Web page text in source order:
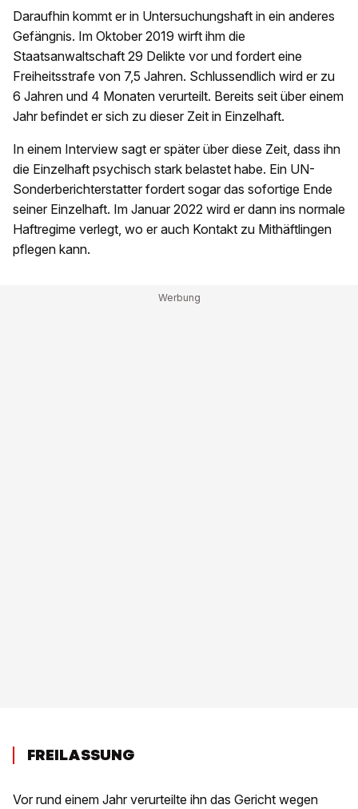
Daraufhin kommt er in Untersuchungshaft in ein anderes
Gefängnis. Im Oktober 2019 wirft ihm die
Staatsanwaltschaft 29 Delikte vor und fordert eine
Freiheitsstrafe von 7,5 Jahren. Schlussendlich wird er zu
6 Jahren und 4 Monaten verurteilt. Bereits seit über einem
Jahr befindet er sich zu dieser Zeit in Einzelhaft.
In einem Interview sagt er später über diese Zeit, dass ihn
die Einzelhaft psychisch stark belastet habe. Ein UN-
Sonderberichterstatter fordert sogar das sofortige Ende
seiner Einzelhaft. Im Januar 2022 wird er dann ins normale
Haftregime verlegt, wo er auch Kontakt zu Mithäftlingen
pflegen kann.
FREILASSUNG
Vor rund einem Jahr verurteilte ihn das Gericht wegen